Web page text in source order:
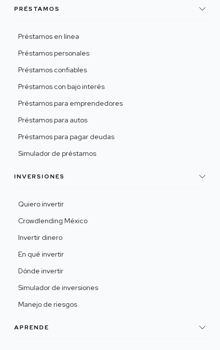
PRÉSTAMOS
Préstamos en línea
Préstamos personales
Préstamos confiables
Préstamos con bajo interés
Préstamos para emprendedores
Préstamos para autos
Préstamos para pagar deudas
Simulador de préstamos
INVERSIONES
Quiero invertir
Crowdlending México
Invertir dinero
En qué invertir
Dónde invertir
Simulador de inversiones
Manejo de riesgos
APRENDE